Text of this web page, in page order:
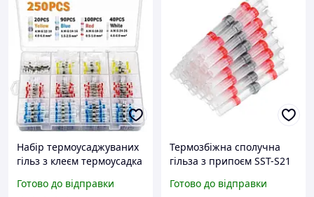
Набір термоусаджуваних
гільз з клеєм термоусадка
шт)
Готово до відправки
Термозбіжна сполучна
гільза з припоєм SST-S21
100 шт в упаковці buzyna
Готово до відправки